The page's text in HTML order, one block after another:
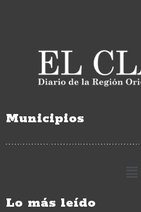
Municipios
Lo más leído